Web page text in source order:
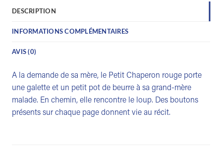
DESCRIPTION
INFORMATIONS COMPLÉMENTAIRES
AVIS (0)
A la demande de sa mère, le Petit Chaperon rouge porte
une galette et un petit pot de beurre à sa grand-mère
malade. En chemin, elle rencontre le loup. Des boutons
présents sur chaque page donnent vie au récit.